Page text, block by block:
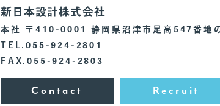
新日本設計株式会社
本社 〒410-0001 静岡県沼津市足高547番地
TEL.055-924-2801
FAX.055-924-2803
Contact Recruit